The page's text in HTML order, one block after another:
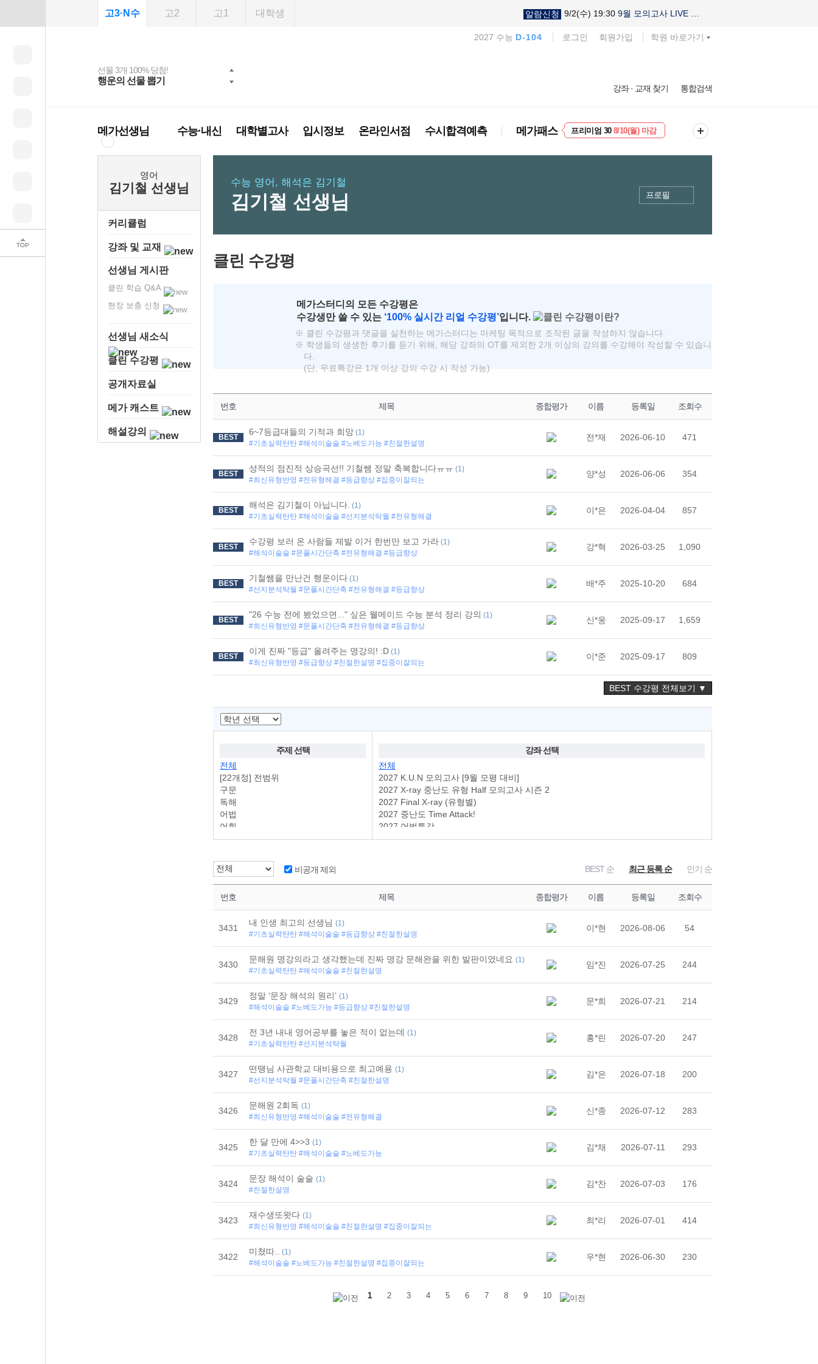
TOP
고3·N수 고2 고1 대학생 알람신청 9/2(수) 19:30 9월 모의고사 LIVE 설명회
2027 수능 D-104 로그인 회원가입 학원 바로가기
메가스터디
선물 3개 100% 당첨!
행운의 선물 뽑기
선물 100% 증정!
메가스터디 X 올리
여름방학 스터디 캐시
백
2027 러셀 단과
강사 공개선발
스마트러닝앱
설문 EVENT
메가패스
3일 무료 체험권
메가패스 수강생 무료
혜택!
사회공헌 캠페인
희망이룸 메가나눔
강좌 · 교재 찾기 통합검색
메가선생님 수능·내신 대학별고사 입시정보 온라인서점 수시합격예측 메가패스
프리미엄 30 8/10(월) 마감
영어
김기철 선생님
커리큘럼
강좌 및 교재
선생님 게시판
클린 학습 Q&A
현장 보충 신청
선생님 새소식
클린 수강평
공개자료실
메가 캐스트
해설강의
수능 영어, 해석은 김기철
김기철 선생님 프로필
클린 수강평
메가스터디의 모든 수강평은
수강생만 쓸 수 있는 ‘100% 실시간 리얼 수강평’입니다.
※ 클린 수강평과 댓글을 실천하는 메가스터디는 마케팅 목적으로 조작된 글을 작성하지 않습니다.
※ 학생들의 생생한 후기를 듣기 위해, 해당 강좌의 OT를 제외한 2개 이상의 강의를 수강해야 작성할 수 있습니
다.
(단, 무료특강은 1개 이상 강의 수강 시 작성 가능)
번호 제목 종합평가 이름 등록일 조회수
BEST
6~7등급대들의 기적과 희망 (1)
#기초실력탄탄 #해석이술술 #노베도가능 #친절한설명
전*재 2026-06-10 471
BEST
성적의 점진적 상승곡선!! 기철쌤 정말 축복합니다ㅠㅠ (1)
#최신유형반영 #전유형해결 #등급향상 #집중이잘되는
양*성 2026-06-06 354
BEST
해석은 김기철이 아닙니다. (1)
#기초실력탄탄 #해석이술술 #선지분석탁월 #전유형해결
이*은 2026-04-04 857
BEST
수강평 보러 온 사람들 제발 이거 한번만 보고 가라 (1)
#해석이술술 #문풀시간단축 #전유형해결 #등급향상
강*혁 2026-03-25 1,090
BEST
기철쌤을 만난건 행운이다 (1)
#선지분석탁월 #문풀시간단축 #전유형해결 #등급향상
배*주 2025-10-20 684
BEST
"26 수능 전에 봤었으면..." 싶은 웰메이드 수능 분석 정리 강의 (1)
#최신유형반영 #문풀시간단축 #전유형해결 #등급향상
신*웅 2025-09-17 1,659
BEST
이게 진짜 "등급" 올려주는 명강의! :D (1)
#최신유형반영 #등급향상 #친절한설명 #집중이잘되는
이*준 2025-09-17 809
BEST 수강평 전체보기 ▼
주제 선택
전체
[22개정] 전범위
구문
독해
어법
어휘
전범위
강좌 선택
전체
2027 K.U.N 모의고사 [9월 모평 대비]
2027 X-ray 중난도 유형 Half 모의고사 시즌 2
2027 Final X-ray (유형별)
2027 중난도 Time Attack!
2027 어법특강
2027 K.U.N 모의고사 [6월 모평 대비]
2027 문제 접근의 원리 중난도 핵심유형편 [현장 VER]
2027 문제 접근의 원리 중난도 핵심유형 편 [스튜디오 VER]
2027 K.U.N 모의고사 [3월 학평 대비]
2027 문장 해석의 원리 [현장 VER]
2027 카이로스 VOCA 다의어&숙어편
2027 기출완성! 지문 이해의 원리 [현장 VER]
2027 기출완성! 지문 이해의 원리 [스튜디오 VER]
2027 카이로스 VOCA 기본편
2027 기본 영문법
2027 No Base 문장 해석의 원리
2027 문장 해석의 원리 [스튜디오 VER]
2026 X-ray 중난도 유형 Half 모의고사
2026 Final X-ray Full 모의고사
2026 Final X-ray (현장)
2026 Final X-ray (스튜디오)
2026 중난도 Time Attack! (현장)
2026 중난도 Time Attack! (스튜디오)
2026 어법 특강
2026 빈!순!삽! 오답 제거의 원리 (스튜디오)
2026 지문 이해의 원리 (스튜디오)
2026 문장 해석의 원리 (현장)
2026 문제 접근의 원리 (현장)
2026 BASIC 빈!순!삽! 오답 제거의 원리
2026 BASIC 문제 접근의 원리
2026 BASIC 문장 해석의 완성
비공개 제외 BEST 순 최근 등록 순 인기 순
번호 제목 종합평가 이름 등록일 조회수
3431
내 인생 최고의 선생님 (1)
#기초실력탄탄 #해석이술술 #등급향상 #친절한설명
이*현 2026-08-06 54
3430
문해원 명강의라고 생각했는데 진짜 명강 문해완을 위한 발판이였네요 (1)
#기초실력탄탄 #해석이술술 #친절한설명
임*진 2026-07-25 244
3429
정말 ‘문장 해석의 원리’ (1)
#해석이술술 #노베도가능 #등급향상 #친절한설명
문*희 2026-07-21 214
3428
전 3년 내내 영어공부를 놓은 적이 없는데 (1)
#기초실력탄탄 #선지분석탁월
홍*린 2026-07-20 247
3427
떤땡님 사관학교 대비용으로 최고예용 (1)
#선지분석탁월 #문풀시간단축 #친절한설명
김*은 2026-07-18 200
3426
문해원 2회독 (1)
#최신유형반영 #해석이술술 #전유형해결
신*종 2026-07-12 283
3425
한 달 만에 4>>3 (1)
#기초실력탄탄 #해석이술술 #노베도가능
김*채 2026-07-11 293
3424
문장 해석이 술술 (1)
#친절한설명
김*찬 2026-07-03 176
3423
재수생또왓다 (1)
#최신유형반영 #해석이술술 #친절한설명 #집중이잘되는
최*리 2026-07-01 414
3422
미쳤따.. (1)
#해석이술술 #노베도가능 #친절한설명 #집중이잘되는
우*현 2026-06-30 230
1 2 3 4 5 6 7 8 9 10